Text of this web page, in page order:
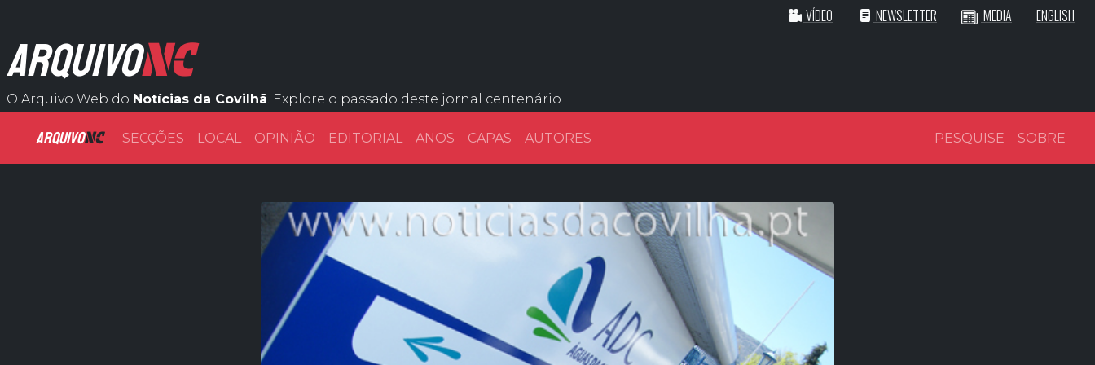
VÍDEO NEWSLETTER MEDIA ENGLISH
ARQUIVONC
O Arquivo Web do Notícias da Covilhã. Explore o passado deste jornal centenário
ARQUIVONC SECÇÕES LOCAL OPINIÃO EDITORIAL ANOS CAPAS AUTORES PESQUISE SOBRE